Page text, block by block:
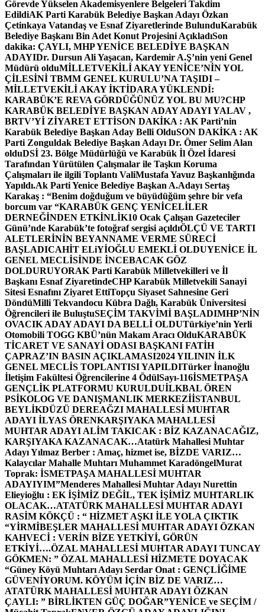
Görevde Yükselen Akademisyenlere Belgeleri Takdim
EdildiAK Parti Karabük Belediye Başkan Adayı Özkan
Çetinkaya Vatandaş ve Esnaf Ziyaretlerinde BulunduKarabük
Belediye Başkanı Bin Adet Konut Projesini AçıkladıSon
dakika: ÇAYLI, MHP YENİCE BELEDİYE BAŞKAN
ADAYIDr. Dursun Ali Yaşacan, Kardemir A.Ş’nin yeni Genel
Müdürü olduMİLLETVEKİLİ AKAY YENİCE’NİN YOL
ÇİLESİNİ TBMM GENEL KURULU’NA TAŞIDI –
MİLLETVEKİLİ AKAY İKTİDARA YÜKLENDİ:
KARABÜK’E REVA GÖRDÜĞÜNÜZ YOL BU MU?CHP
KARABÜK BELEDİYE BAŞKAN ADAY ADAYI YALAV ,
BRTV’Yİ ZİYARET ETTİSON DAKİKA : AK Parti’nin
Karabük Belediye Başkan Aday Belli OlduSON DAKİKA : AK
Parti Zonguldak Belediye Başkan Adayı Dr. Ömer Selim Alan
olduDSİ 23. Bölge Müdürlüğü ve Karabük İl Özel İdaresi
Tarafından Yürütülen Çalışmalar ile Taşkın Koruma
Çalışmaları ile ilgili Toplantı ValiMustafa Yavuz Başkanlığında
Yapıldı.Ak Parti Yenice Belediye Başkan A.Adayı Sertaş
Karakaş : “Benim doğduğum ve büyüdüğüm şehre bir vefa
borcum var “KARABÜK GENÇ YENİCELİLER
DERNEĞİNDEN ETKİNLİK10 Ocak Çalışan Gazeteciler
Günü’nde Karabük’te fotoğraf sergisi açıldıÖLÇÜ VE TARTI
ALETLERİNİN BEYANNAME VERME SÜRECİ
BAŞLADICAHİT ELiYİOĞLU EMEKLİ OLDUYENİCE İL
GENEL MECLİSİNDE İNCEBACAK GÖZ
DOLDURUYORAK Parti Karabük Milletvekilleri ve İl
Başkanı Esnaf ZiyaretindeCHP Karabük Milletvekili Sanayi
Sitesi Esnafını Ziyaret EttiTopçu Siyaset Sahnesine Geri
DöndüMilli Tekvandocu Kübra Dağlı, Karabük Üniversitesi
Öğrencileri ile BuluştuSEÇİM TAKVİMİ BAŞLADIMHP’NİN
OVACIK ADAY ADAYI DA BELLİ OLDUTürkiye’nin Yerli
Otomobili TOGG KBÜ’nün Makam Aracı OlduKARABÜK
TİCARET VE SANAYİ ODASI BAŞKANI FATİH
ÇAPRAZ’IN BASIN AÇIKLAMASI2024 YILININ İLK
GENEL MECLİS TOPLANTISI YAPILDITürker İnanoğlu
İletişim Fakültesi Öğrencilerine 4 ÖdülSayı-116İSMETPAŞA
GENÇLİK PLATFORMU KURULDUİLKBAL ÖREN
PSİKOLOG VE DANIŞMANLIK MERKEZİİSTANBUL
BEYLİKDÜZÜ DEREAĞZI MAHALLESİ MUHTAR
ADAYI İLYAS ÖRENKARŞIYAKA MAHALLESİ
MUHTAR ADAYI ALİM TAKICAK : BİZ KAZANACAĞIZ,
KARŞIYAKA KAZANACAK…Atatürk Mahallesi Muhtar
Adayı Yılmaz Berber : Amaç, hizmet ise, BİZDE VARIZ…
Kalaycılar Mahalle Muhtarı Muhammet KaradöngelMurat
Toprak: İSMETPAŞA MAHALLESİ MUHTAR
ADAYIYIM”Menderes Mahallesi Muhtar Adayı Nurettin
Elieyioğlu : EK İŞİMİZ DEĞİL, TEK İŞİMİZ MUHTARLIK
OLACAK…ATATÜRK MAHALLESİ MUHTAR ADAYI
RASİM KÖKÇÜ : “ HİZMET AŞKI İLE YOLA ÇIKTIK
“YİRMİBEŞLER MAHALLESİ MUHTAR ADAYI ÖZKAN
KAHVECİ : VERİN BİZE YETKİYİ, GÖRÜN
ETKİYİ….ÖZAL MAHALLESİ MUHTAR ADAYI TUNCAY
GÖKMEN: ” ÖZAL MAHALLESİ HİZMETE DOYACAK
“Güney Köyü Muhtarı Adayı Serdar Onat : GENÇLİĞİME
GÜVENİYORUM. KÖYÜM İÇİN BİZ DE VARIZ…
ATATÜRK MAHALLESİ MUHTAR ADAYI ÖZKAN
ÇAYLI: ” BİRLİKTEN GÜÇ DOĞAR”YENİCE ve SEÇİM /